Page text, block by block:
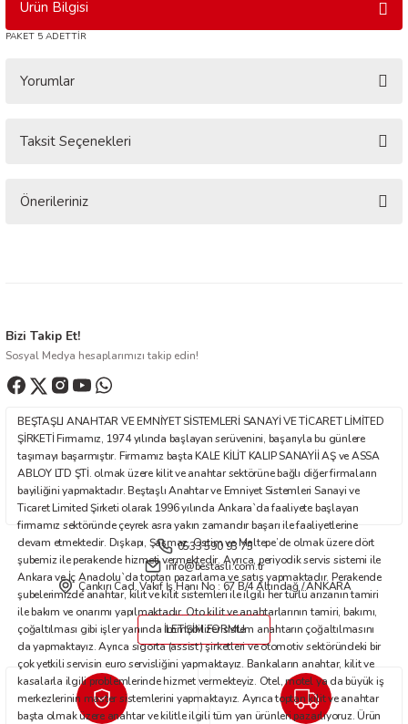
Ürün Bilgisi
PAKET 5 ADETTİR
Yorumlar
Bu ürüne ilk yorumu siz yapın!
Taksit Seçenekleri
Önerileriniz
Ürün resmi kalitesiz, bozuk veya görüntülenemiyor.
Ürün açıklamasında eksik bilgiler bulunuyor.
Ürün bilgilerinde hatalar bulunuyor.
Bu ürüne benzer farklı alternatifler olmalı.
Gönder
Bizi Takip Et!
Sosyal Medya hesaplarımızı takip edin!
BEŞTAŞLI ANAHTAR VE EMNİYET SİSTEMLERİ SANAYİ VE TİCARET LİMİTED
ŞİRKETİ Firmamız, 1974 yılında başlayan serüvenini, başarıyla bu günlere
taşımayı başarmıştır. Firmamız başta KALE KİLİT KALIP SANAYİİ AŞ ve ASSA
ABLOY LTD ŞTİ. olmak üzere kilit ve anahtar sektörüne bağlı diğer firmaların
bayiliğini yapmaktadır. Beştaşlı Anahtar ve Emniyet Sistemleri Sanayi ve
Ticaret Limited Şirketi olarak 1996 yılında Ankara`da faaliyete başlayan
firmamız sektöründe çeyrek asra yakın zamandır başarı ile faaliyetlerine
devam etmektedir. Dışkapı, Şaşmaz, Ostim ve Maltepe’de olmak üzere dört
şubemiz ile perakende hizmeti vermektedir. Ayrıca, periyodik servis sistemi ile
Ankara ve İç Anadolu`da toptan pazarlama ve satış yapmaktadır. Perakende
şubelerimizde anahtar, kilit ve kilit sistemleri ile ilgili her türlü arızanın tamiri
ile bakım ve onarımı yapılmaktadır. Oto kilit ve anahtarlarının tamiri, bakımı,
çoğaltılması gibi işler yanında immobilizer sistem anahtarın çoğaltılmasını
da yapmaktayız. Ayrıca sigorta (assist) şirketleri ve otomotiv sektöründeki bir
çok yetkili servisin euro servisliğini yapmaktayız. Bankaların anahtar, kilit ve
kasalarla ilgili problemlerinde hizmet vermekteyiz. Otel, motel ya da büyük iş
merkezlerinin master sistemlerini yapmaktayız. Ayrıca toptan kilit ve anahtar
başta olmak üzere anahtar ve kilitle ilgili tüm yan ürünleri pazarlıyoruz. Ürün
0533 590 93 75
info@bestasli.com.tr
Çankırı Cad. Vakıf İş Hanı No : 67 B/4 Altındağ / ANKARA
İLETİŞİM FORMU